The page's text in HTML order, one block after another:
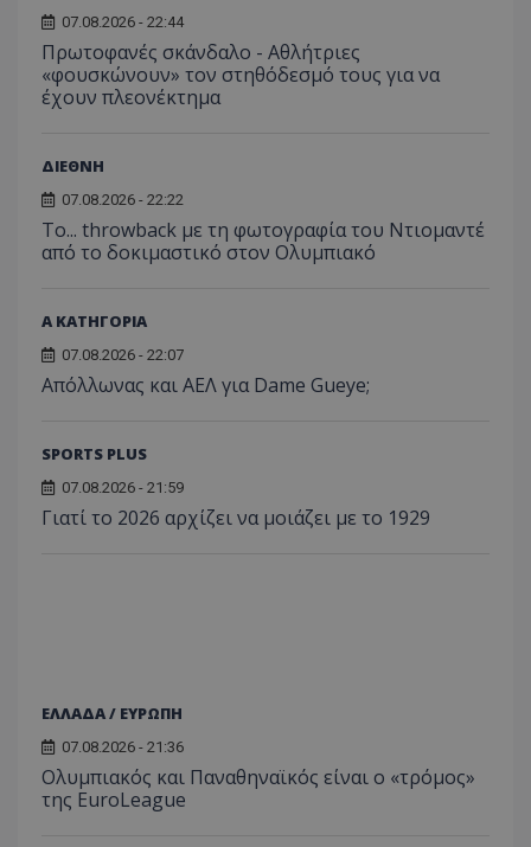
07.08.2026 - 22:44
Πρωτοφανές σκάνδαλο - Aθλήτριες
«φουσκώνουν» τον στηθόδεσμό τους για να
έχουν πλεονέκτημα
ΔΙΕΘΝΗ
07.08.2026 - 22:22
Το... throwback με τη φωτογραφία του Ντιομαντέ
από το δοκιμαστικό στον Ολυμπιακό
Α ΚΑΤΗΓΟΡΙΑ
07.08.2026 - 22:07
Απόλλωνας και ΑΕΛ για Dame Gueye;
SPORTS PLUS
07.08.2026 - 21:59
Γιατί το 2026 αρχίζει να μοιάζει με το 1929
ΕΛΛΑΔΑ / ΕΥΡΩΠΗ
07.08.2026 - 21:36
Ολυμπιακός και Παναθηναϊκός είναι ο «τρόμος»
της EuroLeague